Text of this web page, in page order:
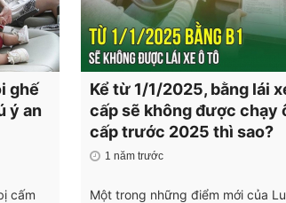
ghế
ý an
cấm
Kể từ 1/1/2025, bằng lái
cấp sẽ không được chạy
cấp trước 2025 thì sao?
1 năm trước
Một trong những điểm mới của